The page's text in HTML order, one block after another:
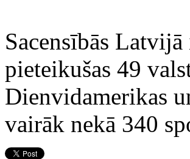
Sacensībās
pieteikušas 49
Dienvidamerikas
vairāk nekā 340